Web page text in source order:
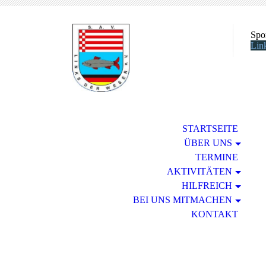
Lin
STARTSEITE
ÜBER UNS
TERMINE
AKTIVITÄTEN
HILFREICH
BEI UNS MITMACHEN
KONTAKT